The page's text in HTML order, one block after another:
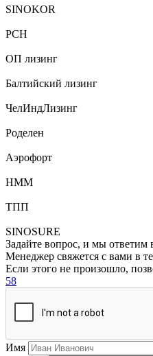
SINOKOR
РСН
ОП лизинг
Балтийский лизинг
ЧелИндЛизинг
Роделен
Аэрофорт
HMM
ТПП
SINOSURE
Задайте вопрос, и мы
Менеджер свяжется с вами в
Если этого не произошло,
58
Имя